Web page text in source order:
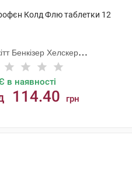
Колд Флю таблетки 12
Бенкізер Хелскер
в наявності
114.40 грн